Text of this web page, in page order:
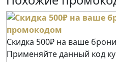
Скидка 500₽ на ваше
Применяйте данный код